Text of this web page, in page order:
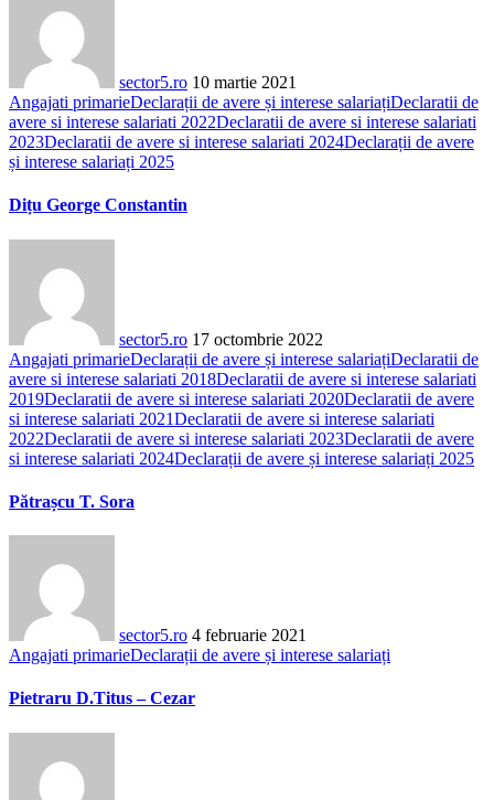
sector5.ro 10 martie 2021
Angajati primarieDeclarații de avere și interese salariațiDeclaratii de
avere si interese salariati 2022Declaratii de avere si interese salariati
2023Declaratii de avere si interese salariati 2024Declarații de avere
și interese salariați 2025
Dițu George Constantin
sector5.ro 17 octombrie 2022
Angajati primarieDeclarații de avere și interese salariațiDeclaratii de
avere si interese salariati 2018Declaratii de avere si interese salariati
2019Declaratii de avere si interese salariati 2020Declaratii de avere
si interese salariati 2021Declaratii de avere si interese salariati
2022Declaratii de avere si interese salariati 2023Declaratii de avere
si interese salariati 2024Declarații de avere și interese salariați 2025
Pătrașcu T. Sora
sector5.ro 4 februarie 2021
Angajati primarieDeclarații de avere și interese salariați
Pietraru D.Titus – Cezar